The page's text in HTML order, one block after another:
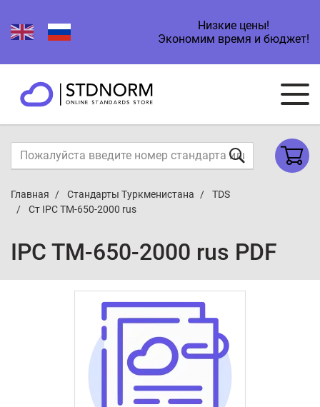
Низкие цены!
Экономим время и бюджет!
Главная Стандарты Туркменистана
TDS
Ст IPC TM-650-2000 rus
IPC TM-650-2000 rus PDF